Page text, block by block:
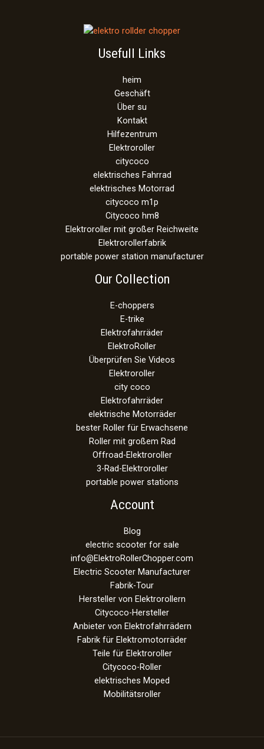
Usefull Links
heim
Geschäft
Über su
Kontakt
Hilfezentrum
Elektroroller
citycoco
elektrisches Fahrrad
elektrisches Motorrad
citycoco m1p
Citycoco hm8
Elektroroller mit großer Reichweite
Elektrorollerfabrik
portable power station manufacturer
Our Collection
E-choppers
E-trike
Elektrofahrräder
ElektroRoller
Überprüfen Sie Videos
Elektroroller
city coco
Elektrofahrräder
elektrische Motorräder
bester Roller für Erwachsene
Roller mit großem Rad
Offroad-Elektroroller
3-Rad-Elektroroller
portable power stations
Account
Blog
electric scooter for sale
info@ElektroRollerChopper.com
Electric Scooter Manufacturer
Fabrik-Tour
Hersteller von Elektrorollern
Citycoco-Hersteller
Anbieter von Elektrofahrrädern
Fabrik für Elektromotorräder
Teile für Elektroroller
Citycoco-Roller
elektrisches Moped
Mobilitätsroller